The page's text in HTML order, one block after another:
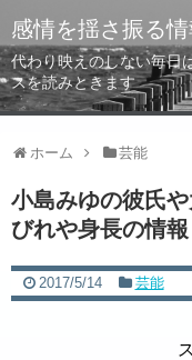
感情を揺さ振る
代わり映えのしない毎日
スを読みときます
ホーム 芸能
小島みゆの彼氏
びれや身長の情報
2017/5/14 芸能